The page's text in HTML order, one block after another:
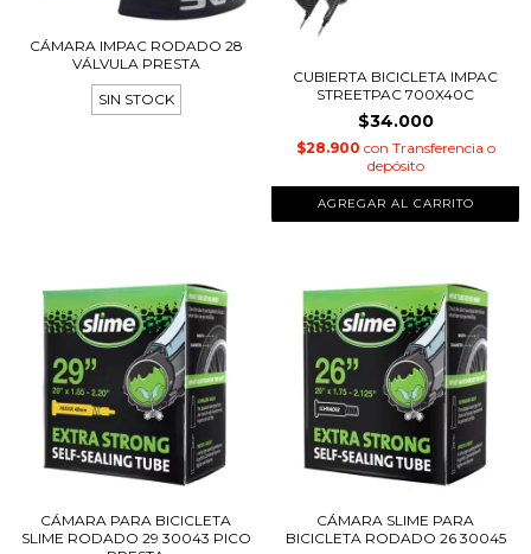
CÁMARA IMPAC RODADO 28
VÁLVULA PRESTA
SIN STOCK
CUBIERTA BICICLETA IMPAC
STREETPAC 700X40C
$34.000
$28.900 con Transferencia o
depósito
CÁMARA PARA BICICLETA
SLIME RODADO 29 30043 PICO
CÁMARA SLIME PARA
BICICLETA RODADO 26 30045